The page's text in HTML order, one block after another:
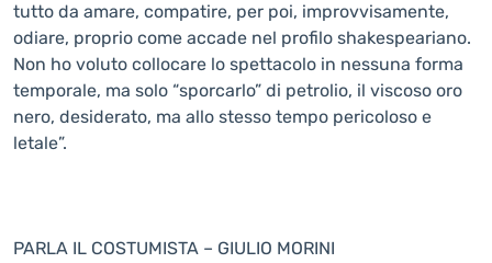
tutto da amare, compatire, per poi, improvvisamente,
odiare, proprio come accade nel profilo shakespeariano.
Non ho voluto collocare lo spettacolo in nessuna forma
temporale, ma solo “sporcarlo” di petrolio, il viscoso oro
nero, desiderato, ma allo stesso tempo pericoloso e
letale”.
PARLA IL COSTUMISTA – GIULIO MORINI